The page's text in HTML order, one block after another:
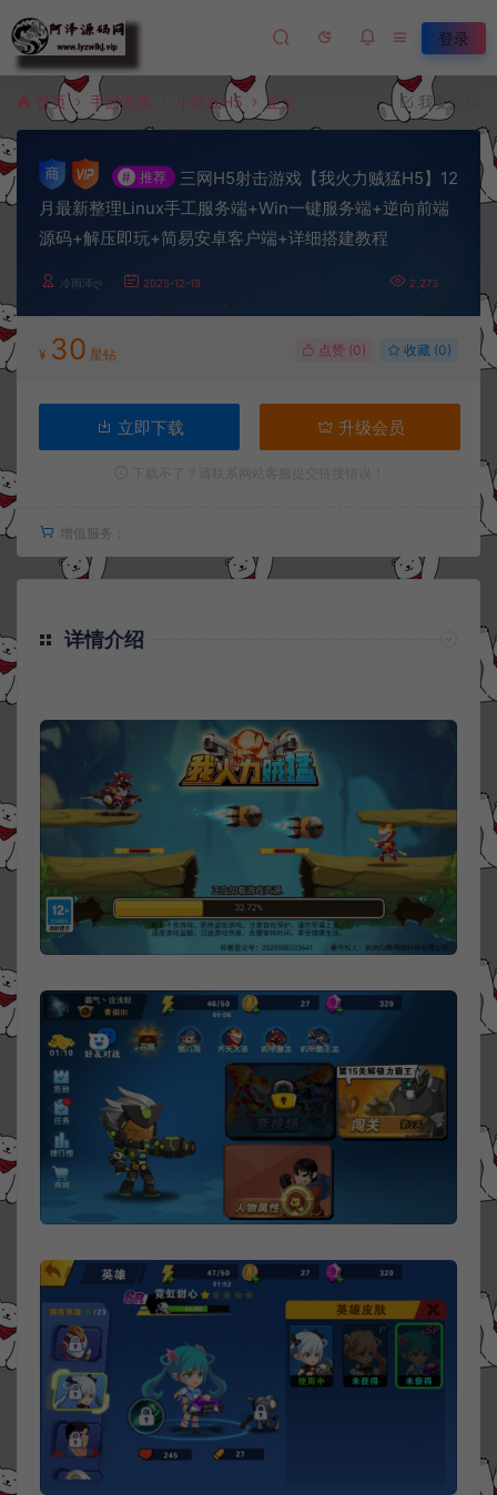
登录
首页 手游资源 小游戏H5 正文 我要投稿
# 推荐
三网H5射击游戏【我火力贼猛H5】12
月最新整理Linux手工服务端+Win一键服务端+逆向前端
源码+解压即玩+简易安卓客户端+详细搭建教程
冷雨泽ღ 2025-12-19 2,273
¥ 30 星钻 点赞 (0) 收藏 (0)
立即下载 升级会员
增值服务：
详情介绍